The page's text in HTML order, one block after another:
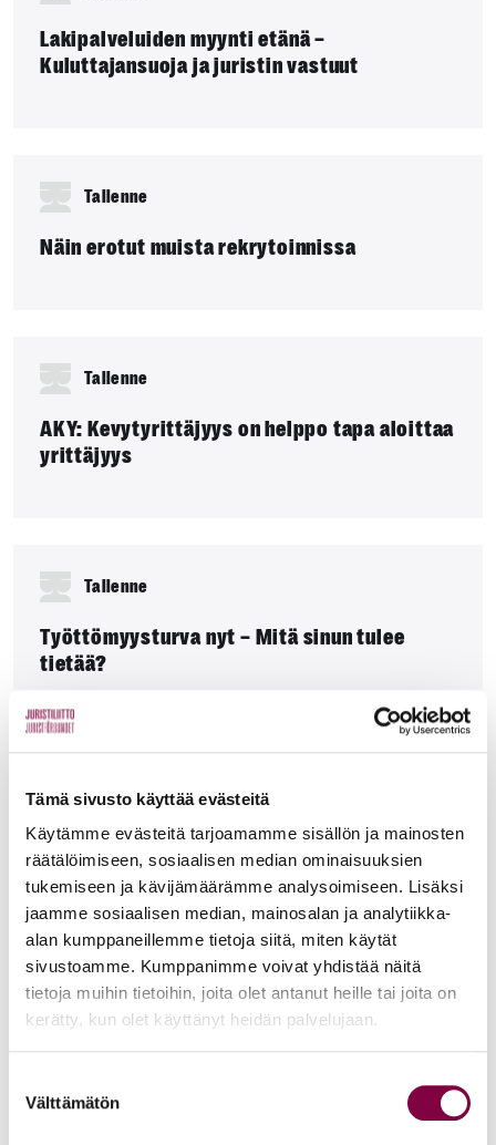
Tämä sivusto käyttää evästeitä
Käytämme evästeitä tarjoamamme sisällön ja mainosten
räätälöimiseen, sosiaalisen median ominaisuuksien
tukemiseen ja kävijämäärämme analysoimiseen. Lisäksi
jaamme sosiaalisen median, mainosalan ja analytiikka-
alan kumppaneillemme tietoja siitä, miten käytät
sivustoamme. Kumppanimme voivat yhdistää näitä
tietoja muihin tietoihin, joita olet antanut heille tai joita on
kerätty, kun olet käyttänyt heidän palvelujaan.
valinta
Välttämätön
Lakipalveluiden myynti etänä –
Kuluttajansuoja ja juristin vastuut
Tallenne
Näin erotut muista rekrytoinnissa
Tallenne
AKY: Kevytyrittäjyys on helppo tapa aloittaa
yrittäjyys
Tallenne
Työttömyysturva nyt – Mitä sinun tulee
tietää?
Tallenne
AKY: Myynti on osa asiantuntijuutta – löydä
oma tapasi kasvattaa asiakkuuksia ja
myyntiä
Tallenne
rahoitusmahdollisuuksien läpikäynti